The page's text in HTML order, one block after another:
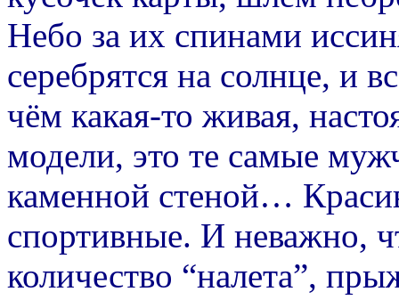
Небо за их спинами
серебрятся на солнце, и
чём какая-то живая,
модели, это те самые
каменной стеной…
спортивные. И неважно,
количество “налета”,